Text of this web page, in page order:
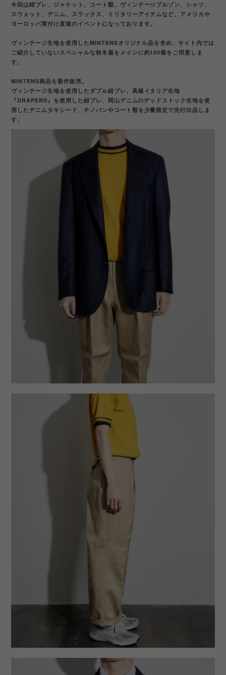
今回は紺ブレ、ジャケット、コート類、ヴィンテージブルゾン、シャツ、
スウェット、デニム、スラックス、ミリタリーアイテムなど、アメリカや
ヨーロッパ買付け直後のイベントになっております。
ヴィンテージ生地を使用したMINTENSオリジナル品を含め、サイト内では
ご紹介していないスペシャルな秋冬服をメインに約100着をご用意しま
す。
MINTENS商品を新作販売。
ヴィンテージ生地を使用したダブル紺ブレ、高級イタリア生地
『DRAPERS』を使用した紺ブレ、岡山デニムのデッドストック生地を使
用したデニムタキシード、チノパンやコート類を少量限定で先行出品しま
す。